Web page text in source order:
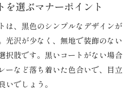
ケットOKな例外はあるのか
が選ぶべき服装マナー
女性が守るべき葬式服装マナー
参列に適したスカート丈とは
タイツやインナーを使う工夫
な防寒アイテムとその理由
を選ぶマナーポイント
は、黒色のシンプルなデザインが
光沢が少なく、無地で装飾のない
択肢です。黒いコートがない場合
ーなど落ち着いた色合いで、目立
いでしょう。